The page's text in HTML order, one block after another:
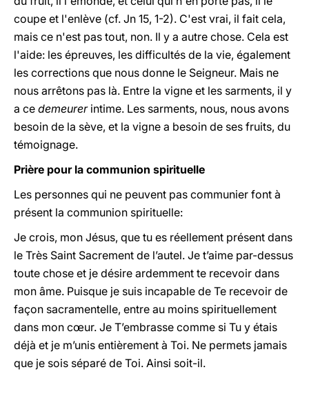
coupe et l'enlève (cf. Jn 15, 1-2). C'est vrai, il fait cela,
mais ce n'est pas tout, non. Il y a autre chose. Cela est
l'aide: les épreuves, les difficultés de la vie, également
les corrections que nous donne le Seigneur. Mais ne
nous arrêtons pas là. Entre la vigne et les sarments, il y
a ce demeurer intime. Les sarments, nous, nous avons
besoin de la sève, et la vigne a besoin de ses fruits, du
témoignage.
Prière pour la communion spirituelle
Les personnes qui ne peuvent pas communier font à
présent la communion spirituelle:
Je crois, mon Jésus, que tu es réellement présent dans
le Très Saint Sacrement de l’autel. Je t’aime par-dessus
toute chose et je désire ardemment te recevoir dans
mon âme. Puisque je suis incapable de Te recevoir de
façon sacramentelle, entre au moins spirituellement
dans mon cœur. Je T’embrasse comme si Tu y étais
déjà et je m’unis entièrement à Toi. Ne permets jamais
que je sois séparé de Toi. Ainsi soit-il.